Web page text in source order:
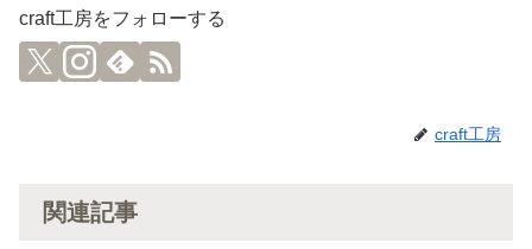
craft工房をフォローする
craft工房
関連記事